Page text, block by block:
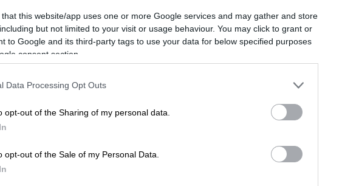
that this website/app uses one or more Google services and may gather and store
but not limited to your visit or usage behaviour. You may click to grant or
to Google and its third-party tags to use your data for below specified purposes
consent section.
Data Processing Opt Outs
opt-out of the Sharing of my personal data.
opt-out of the Sale of my Personal Data.
το ΕΘΝΟΣ στη Google